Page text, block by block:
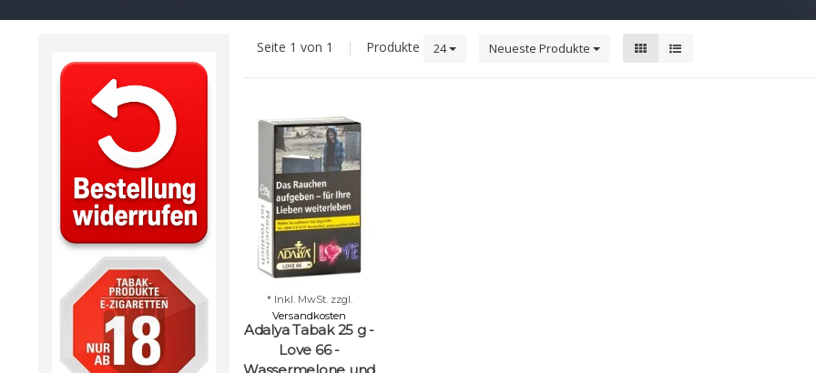
Seite 1 von 1 | Produkte 24 Neueste Produkte
Adalya Tabak 25 g -
Love 66 -
* Inkl. MwSt. zzgl.
Versandkosten